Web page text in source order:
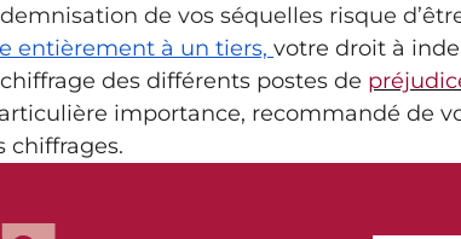
de vos séquelles risque
entièrement à un tiers, votre droit à
des différents postes de
importance, recommandé de
chiffrages.